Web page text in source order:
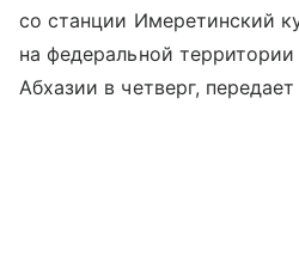
со станции Имеретинский
на федеральной
Абхазии в четверг,